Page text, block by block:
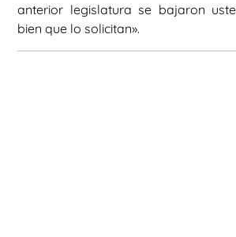
anterior legislatura se bajaron
bien que lo solicitan».